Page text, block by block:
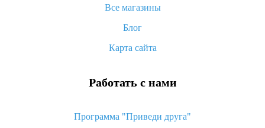
возврата денег
Все магазины
Блог
Карта сайта
Работать с нами
Программа "Приведи друга"